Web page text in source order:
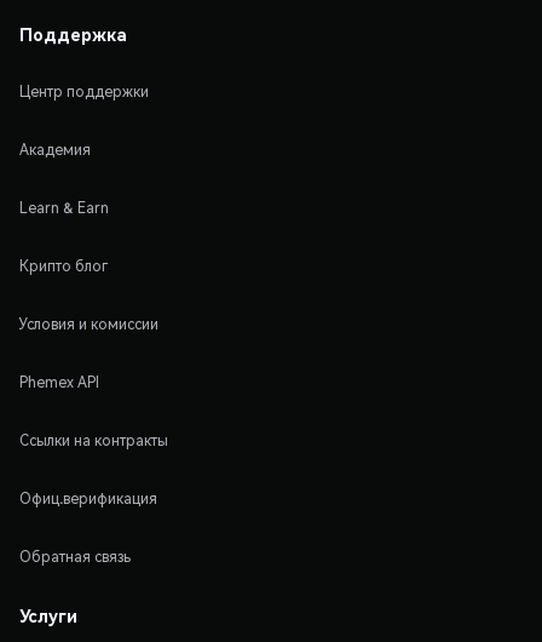
Поддержка
Центр поддержки
Академия
Learn & Earn
Крипто блог
Условия и комиссии
Phemex API
Ссылки на контракты
Офиц.верификация
Обратная связь
Услуги